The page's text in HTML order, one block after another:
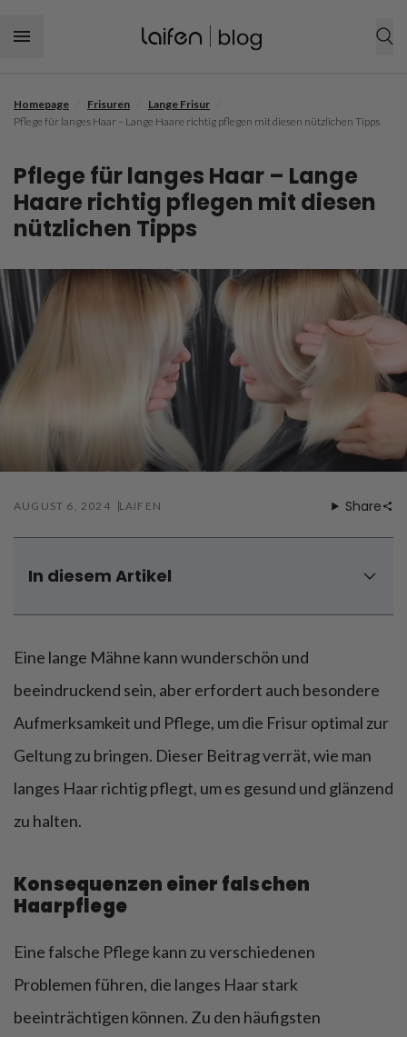
JETZT EINKAUFEN
Haartrockner
Haarpflegeprodukt
Mundspülung
Geschenkideen
Frisuren
Frauen Frisuren
Kurze Frisur
Lange Frisur
Lockenfrisur
Haarpflege
Feines Haar
Krauses Haar
Trockenes Haar
Lockiges Haar
Zahnpflege
Zahnbelag und Zahnstein
Zahnfleischpflegeroutine
Zahnfleischerkrankung
Homepage Frisuren Lange Frisur
Pflege für langes Haar – Lange Haare richtig pflegen mit diesen nützlichen Tipps
Pflege für langes Haar – Lange
Haare richtig pflegen mit diesen
nützlichen Tipps
AUGUST 6, 2024 LAIFEN Share
In diesem Artikel
Haartools für die richtige Pflege von langem Haar
5 Tipps für eine optimale Pflegeroutine für langes Haar
Eine lange Mähne kann wunderschön und
beeindruckend sein, aber erfordert auch besondere
Aufmerksamkeit und Pflege, um die Frisur optimal zur
Geltung zu bringen. Dieser Beitrag verrät, wie man
langes Haar richtig pflegt, um es gesund und glänzend
zu halten.
Konsequenzen einer falschen
Haarpflege
Eine falsche Pflege kann zu verschiedenen
Problemen führen, die langes Haar stark
beeinträchtigen können. Zu den häufigsten